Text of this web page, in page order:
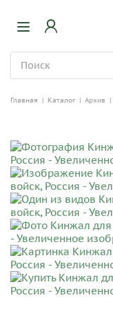
Главная | Каталог | Архив |